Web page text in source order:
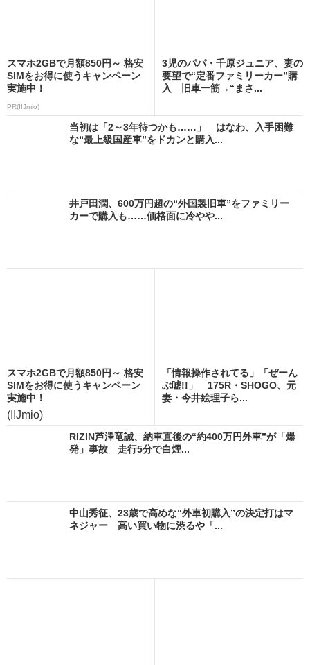
スマホ2GBで月額850円～ 格安
SIMをお得に使うキャンペーン
実施中！
PR(IIJmio)
3児のパパ・千原ジュニア、妻の
要望で“定番ファミリーカー”購
入 旧車一筋→“まさ...
当初は「2～3年待つかも……」 はなわ、入手困難
な“最上級国産車”をドカンと購入...
井戸田潤、600万円超の“外国製旧車”をファミリー
カーで購入も……価格面に冷やや...
スマホ2GBで月額850円～ 格安
SIMをお得に使うキャンペーン
実施中！
(IIJmio)
「情報操作されてる」「ぜーん
ぶ嘘!!」 175R・SHOGO、元
妻・今井絵理子ら...
RIZIN芦澤竜誠、納車直後の“約400万円外車”が「爆
発」事故 走行5分で白煙...
中山秀征、23歳で高めな“外車初購入”の決定打はマ
ネジャー 高い買い物に渋るや「...